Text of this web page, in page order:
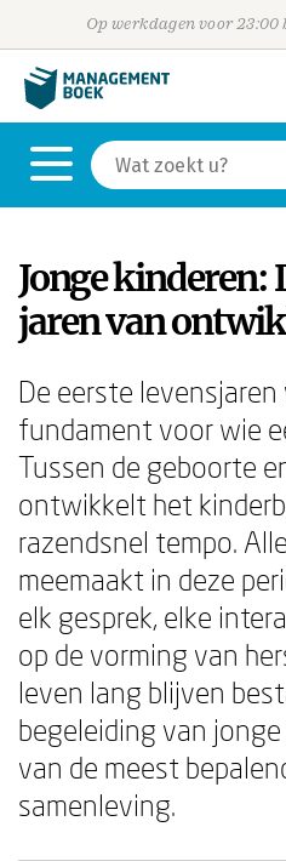
Op werkdagen voor
Jonge kinderen:
jaren van
De eerste
fundament voor wie
Tussen de geboorte
ontwikkelt het
razendsnel tempo.
meemaakt in deze
elk gesprek, elke
op de vorming van
leven lang blijven
begeleiding van
van de meest
samenleving.